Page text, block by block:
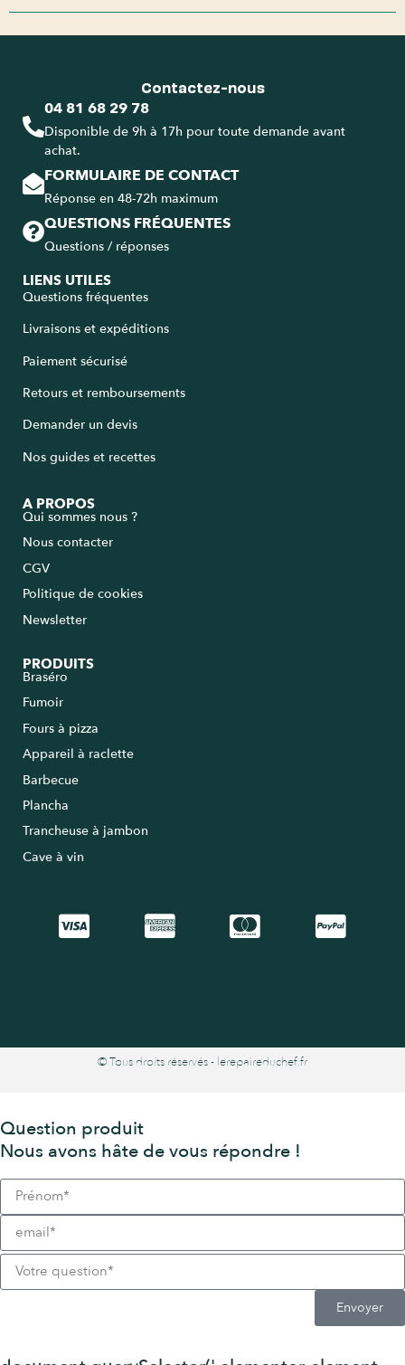
Contactez-nous
04 81 68 29 78
Disponible de 9h à 17h pour toute demande avant
achat.
FORMULAIRE DE CONTACT
Réponse en 48-72h maximum
QUESTIONS FRÉQUENTES
Questions / réponses
LIENS UTILES
Questions fréquentes
Livraisons et expéditions
Paiement sécurisé
Retours et remboursements
Demander un devis
Nos guides et recettes
A PROPOS
Qui sommes nous ?
Nous contacter
CGV
Politique de cookies
Newsletter
PRODUITS
Braséro
Fumoir
Fours à pizza
Appareil à raclette
Barbecue
Plancha
Trancheuse à jambon
Cave à vin
© Tous droits réservés - lerepaireduchef.fr
Question produit
Nous avons hâte de vous répondre !
Envoyer